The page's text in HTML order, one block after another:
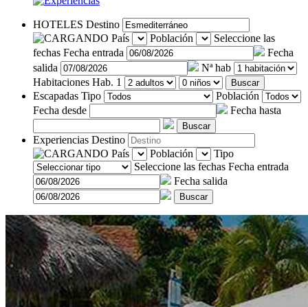
HOTELES Destino
País
Población
Seleccione las
fechas Fecha entrada
Fecha
salida
Nª hab
Habitaciones Hab. 1 Buscar
Escapadas Tipo
Población
Fecha desde
Fecha hasta
Buscar
Experiencias Destino
País
Población
Tipo
Seleccione las fechas Fecha entrada
Fecha salida
Buscar